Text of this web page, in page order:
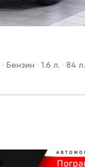
· 1.6 л. · 84